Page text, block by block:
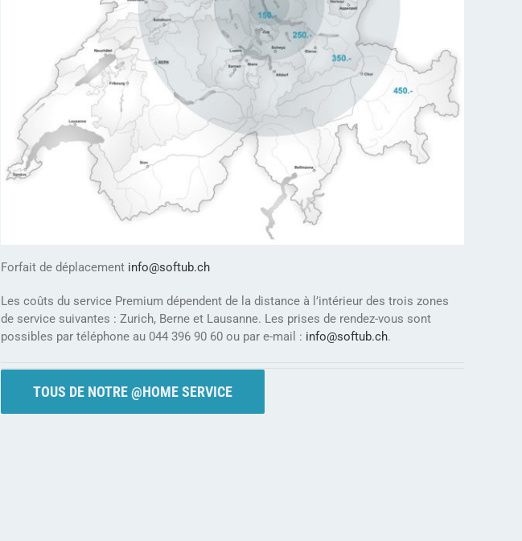
Forfait de déplacement info@softub.ch
Les coûts du service Premium dépendent de la distance à l’intérieur des trois zones
de service suivantes : Zurich, Berne et Lausanne. Les prises de rendez-vous sont
possibles par téléphone au 044 396 90 60 ou par e-mail : info@softub.ch.
TOUS DE NOTRE @HOME SERVICE